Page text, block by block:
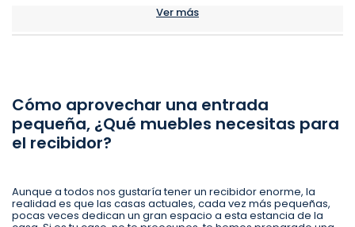
Ver más
Cómo aprovechar una entrada
pequeña, ¿Qué muebles necesitas para
el recibidor?
Aunque a todos nos gustaría tener un recibidor enorme, la
realidad es que las casas actuales, cada vez más pequeñas,
pocas veces dedican un gran espacio a esta estancia de la